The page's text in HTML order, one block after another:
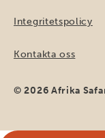
Integritetspolicy
Kontakta oss
© 2026 Afrika